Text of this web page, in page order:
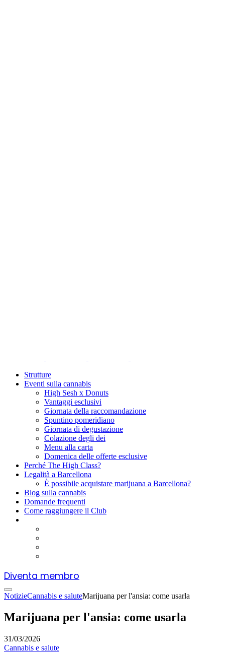
Strutture
Eventi sulla cannabis
High Sesh x Donuts
Vantaggi esclusivi
Giornata della raccomandazione
Spuntino pomeridiano
Giornata di degustazione
Colazione degli dei
Menu alla carta
Domenica delle offerte esclusive
Perché The High Class?
Legalità a Barcellona
È possibile acquistare marijuana a Barcellona?
Blog sulla cannabis
Domande frequenti
Come raggiungere il Club
Diventa membro
NotizieCannabis e saluteMarijuana per l'ansia: come usarla
Marijuana per l'ansia: come usarla
31/03/2026
Cannabis e salute